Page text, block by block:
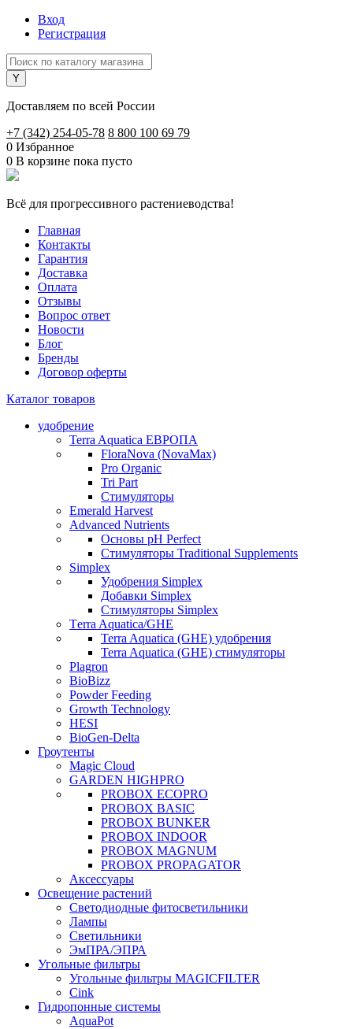
Вход
Регистрация
Доставляем по всей России
+7 (342) 254-05-78 8 800 100 69 79
0 Избранное
0 В корзине пока пусто
Всё для прогрессивного растениеводства!
Главная
Контакты
Гарантия
Доставка
Оплата
Отзывы
Вопрос ответ
Новости
Блог
Бренды
Договор оферты
Каталог товаров
удобрение
Terra Aquatica ЕВРОПА
FloraNova (NovaMax)
Pro Organic
Tri Part
Стимуляторы
Emerald Harvest
Advanced Nutrients
Основы pH Perfect
Стимуляторы Traditional Supplements
Simplex
Удобрения Simplex
Добавки Simplex
Стимуляторы Simplex
Тerra Aquatica/GHE
Terra Aquatica (GHE) удобрения
Terra Aquatica (GHE) стимуляторы
Plagron
BioBizz
Powder Feeding
Growth Technology
HESI
BioGen-Delta
Гроутенты
Magic Cloud
GARDEN HIGHPRO
PROBOX ECOPRO
PROBOX BASIC
PROBOX BUNKER
PROBOX INDOOR
PROBOX MAGNUM
PROBOX PROPAGATOR
Аксессуары
Освещение растений
Светодиодные фитосветильники
Лампы
Светильники
ЭмПРА/ЭПРА
Угольные фильтры
Угольные фильтры MAGICFILTER
Cink
Гидропонные системы
AquaPot